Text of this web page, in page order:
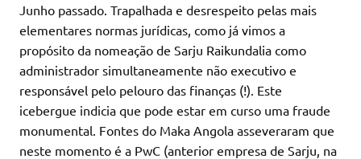
Junho passado. Trapalhada e desrespeito pelas mais
elementares normas jurídicas, como já vimos a
propósito da nomeação de Sarju Raikundalia como
administrador simultaneamente não executivo e
responsável pelo pelouro das finanças (!). Este
icebergue indicia que pode estar em curso uma fraude
monumental. Fontes do Maka Angola asseveraram que
neste momento é a PwC (anterior empresa de Sarju, na